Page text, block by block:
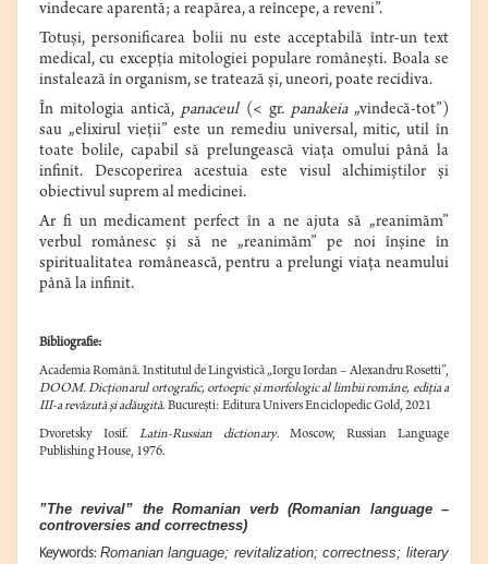
vindecare aparentă; a reapărea, a reîncepe, a reveni”.
Totuși, personificarea bolii nu este acceptabilă într-un text
medical, cu excepția mitologiei populare românești. Boala se
instalează în organism, se tratează și, uneori, poate recidiva.
În mitologia antică,panaceul(< gr. panakeia„vindecă-tot”)
sau „elixirul vieții” este un remediu universal, mitic, util în
toate bolile, capabil să prelungească viața omului până la
infinit. Descoperirea acestuia este visul alchimiștilor și
obiectivul suprem al medicinei.
Ar fi un medicament perfect în a ne ajuta să „reanimăm”
verbul românesc și să ne „reanimăm” pe noi înșine în
spiritualitatea românească, pentru a prelungi viața neamului
până la infinit.
Bibliografie:
Academia Română. Institutul de Lingvistică „Iorgu Iordan – Alexandru Rosetti”,
DOOM. Dicționarul ortografic, ortoepic și morfologic al limbii române, ediția a
III-a revăzută și adăugită. București: Editura Univers Enciclopedic Gold, 2021
Dvoretsky Iosif. Latin-Russian dictionary. Moscow, Russian Language
Publishing House, 1976.
”The revival” the Romanian verb (Romanian language –
controversies and correctness)
Keywords: Romanian language; revitalization; correctness; literary